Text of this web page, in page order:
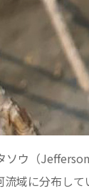
ソウ（
域に分布して